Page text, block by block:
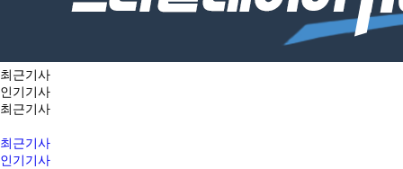
최근기사
인기기사
최근기사
최근기사
인기기사